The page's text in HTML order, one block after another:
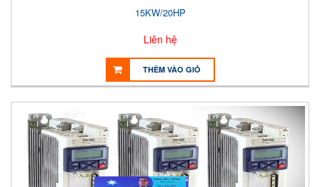
15KW/20HP
Liên hệ
THÊM VÀO GIỎ